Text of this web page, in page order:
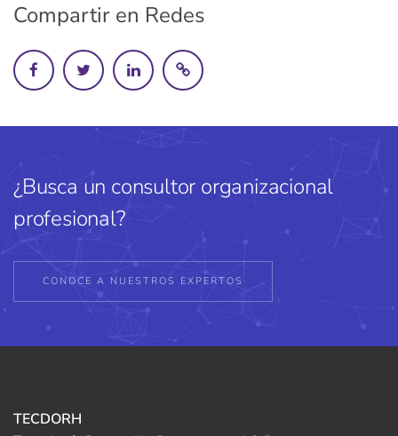
Compartir en Redes
¿Busca un consultor organizacional
profesional?
CONOCE A NUESTROS EXPERTOS
TECDORH